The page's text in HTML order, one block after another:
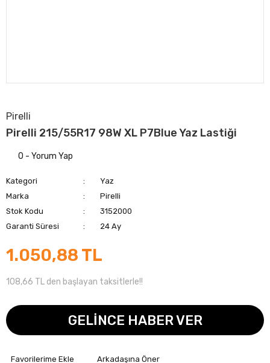
Pirelli
Pirelli 215/55R17 98W XL P7Blue Yaz Lastiği
0 - Yorum Yap
Kategori
Yaz
Marka
Pirelli
Stok Kodu
3152000
Garanti Süresi
24 Ay
1.050,88 TL
108,66 TL den başlayan taksitlerle!!
GELİNCE HABER VER
Arkadaşına Öner